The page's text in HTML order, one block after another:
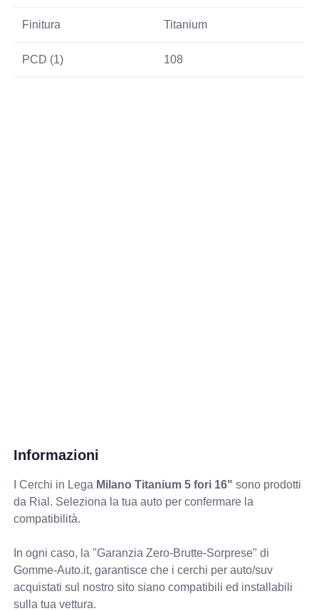
Finitura Titanium
PCD (1) 108
Informazioni
I Cerchi in Lega Milano Titanium 5 fori 16" sono prodotti
da Rial. Seleziona la tua auto per confermare la
compatibilità.
In ogni caso, la "Garanzia Zero-Brutte-Sorprese" di
Gomme-Auto.it, garantisce che i cerchi per auto/suv
acquistati sul nostro sito siano compatibili ed installabili
sulla tua vettura.